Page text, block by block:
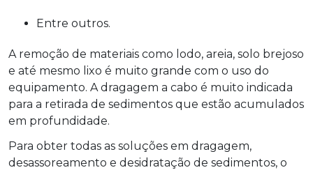
Entre outros.
A remoção de materiais como lodo, areia, solo brejoso
e até mesmo lixo é muito grande com o uso do
equipamento. A dragagem a cabo é muito indicada
para a retirada de sedimentos que estão acumulados
em profundidade.
Para obter todas as soluções em dragagem,
desassoreamento e desidratação de sedimentos, o